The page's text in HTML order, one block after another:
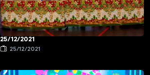
25/12/2021
25/12/2021